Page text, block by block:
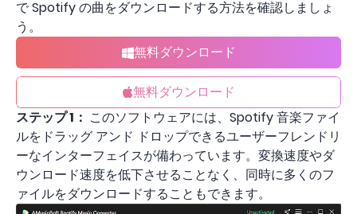
で Spotify の曲をダウンロードする方法を確認しましょ
う。
無料ダウンロード
無料ダウンロード
ステップ 1： このソフトウェアには、Spotify 音楽ファイ
ルをドラッグ アンド ドロップできるユーザーフレンドリ
ーなインターフェイスが備わっています。変換速度やダ
ウンロード速度を低下させることなく、同時に多くのフ
ァイルをダウンロードすることもできます。